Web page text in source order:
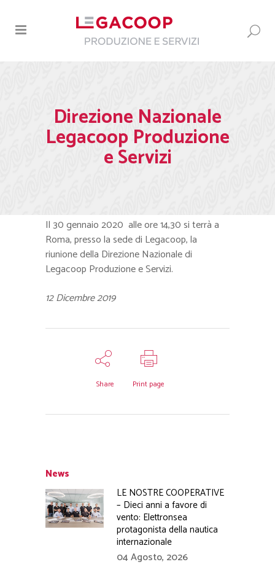
Direzione Nazionale
Legacoop Produzione
e Servizi
Il 30 gennaio 2020 alle ore 14,30 si terrà a
Roma, presso la sede di Legacoop, la
riunione della Direzione Nazionale di
Legacoop Produzione e Servizi.
12 Dicembre 2019
Share Print page
News
LE NOSTRE COOPERATIVE
– Dieci anni a favore di
vento: Elettronsea
protagonista della nautica
internazionale
04 Agosto, 2026